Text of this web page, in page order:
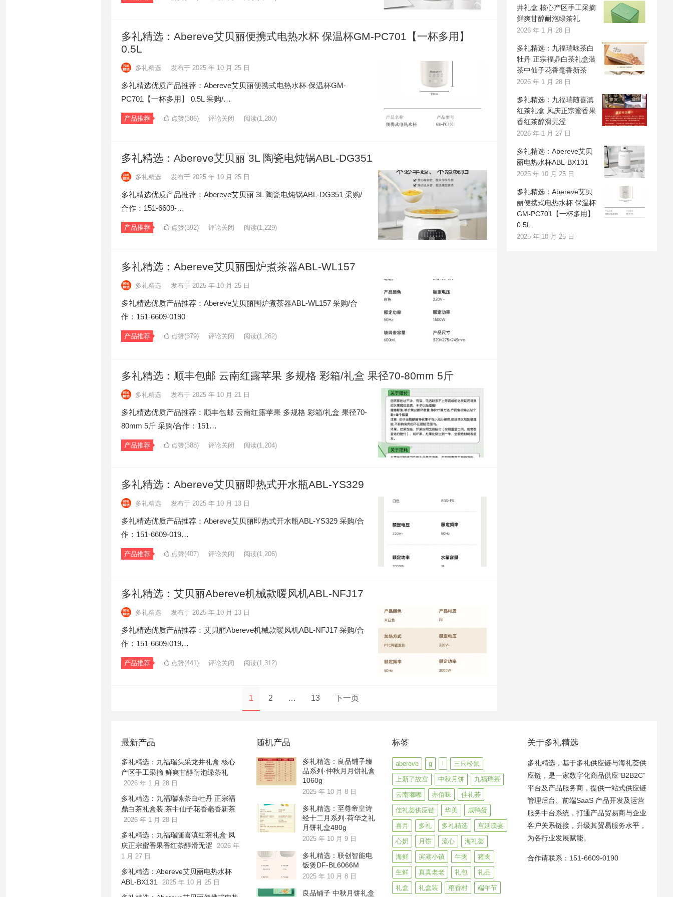
多礼精选：Abereve艾贝丽便携式电热水杯 保温杯GM-PC701【一杯多用】
0.5L
多礼精选 发布于 2025 年 10 月 25 日
多礼精选优质产品推荐：Abereve艾贝丽便携式电热水杯 保温杯GM-
PC701【一杯多用】 0.5L 采购/…
产品推荐 点赞(386) 评论关闭 阅读(1,280)
多礼精选：Abereve艾贝丽 3L 陶瓷电炖锅ABL-DG351
多礼精选 发布于 2025 年 10 月 25 日
多礼精选优质产品推荐：Abereve艾贝丽 3L 陶瓷电炖锅ABL-DG351 采购/
合作：151-6609-…
产品推荐 点赞(392) 评论关闭 阅读(1,229)
多礼精选：Abereve艾贝丽围炉煮茶器ABL-WL157
多礼精选 发布于 2025 年 10 月 25 日
多礼精选优质产品推荐：Abereve艾贝丽围炉煮茶器ABL-WL157 采购/合
作：151-6609-0190
产品推荐 点赞(379) 评论关闭 阅读(1,262)
多礼精选：顺丰包邮 云南红露苹果 多规格 彩箱/礼盒 果径70-80mm 5斤
多礼精选 发布于 2025 年 10 月 21 日
多礼精选优质产品推荐：顺丰包邮 云南红露苹果 多规格 彩箱/礼盒 果径70-
80mm 5斤 采购/合作：151…
产品推荐 点赞(388) 评论关闭 阅读(1,204)
多礼精选：Abereve艾贝丽即热式开水瓶ABL-YS329
多礼精选 发布于 2025 年 10 月 13 日
多礼精选优质产品推荐：Abereve艾贝丽即热式开水瓶ABL-YS329 采购/合
作：151-6609-019…
产品推荐 点赞(407) 评论关闭 阅读(1,206)
多礼精选：艾贝丽Abereve机械款暖风机ABL-NFJ17
多礼精选 发布于 2025 年 10 月 13 日
多礼精选优质产品推荐：艾贝丽Abereve机械款暖风机ABL-NFJ17 采购/合
作：151-6609-019…
产品推荐 点赞(441) 评论关闭 阅读(1,312)
1 2 … 13 下一页
井礼盒 核心产区手工采摘
鲜爽甘醇耐泡绿茶礼
2026 年 1 月 28 日
多礼精选：九福瑞咏茶白
牡丹 正宗福鼎白茶礼盒装
茶中仙子花香毫香新茶
2026 年 1 月 28 日
多礼精选：九福瑞随喜滇
红茶礼盒 凤庆正宗蜜香果
香红茶醇滑无涩
2026 年 1 月 27 日
多礼精选：Abereve艾贝
丽电热水杯ABL-BX131
2025 年 10 月 25 日
多礼精选：Abereve艾贝
丽便携式电热水杯 保温杯
GM-PC701【一杯多用】
0.5L
2025 年 10 月 25 日
最新产品
多礼精选：九福瑞头采龙井礼盒 核心
产区手工采摘 鲜爽甘醇耐泡绿茶礼
2026 年 1 月 28 日
多礼精选：九福瑞咏茶白牡丹 正宗福
鼎白茶礼盒装 茶中仙子花香毫香新茶
2026 年 1 月 28 日
多礼精选：九福瑞随喜滇红茶礼盒 凤
庆正宗蜜香果香红茶醇滑无涩
2026 年
1 月 27 日
多礼精选：Abereve艾贝丽电热水杯
ABL-BX131
2025 年 10 月 25 日
随机产品
多礼精选：良品铺子臻
品系列·仲秋月月饼礼盒
1060g
2025 年 10 月 8 日
多礼精选：至尊帝皇诗
经十二月系列·荷华之礼
月饼礼盒480g
2025 年 10 月 9 日
多礼精选：联创智能电
饭煲DF-BL6066M
2025 年 10 月 8 日
良品铺子 中秋月饼礼盒
标签
abereve g 三只松鼠
上新了故宫 中秋月饼 九福瑞茶
云南嘟嘟 亦佰味 佳礼荟
佳礼荟供应链 华美 咸鸭蛋
喜月 多礼 多礼精选 宫廷璞宴
心奶 月饼 流心 海礼荟
海鲜 滨湖小镇 牛肉 猪肉
生鲜 真真老老 礼包 礼品
礼盒 礼盒装 稻香村 端午节
关于多礼精选
多礼精选，基于多礼供应链与海礼荟供
应链，是一家数字化商品供应“B2B2C”
平台及产品服务商，提供一站式供应链
管理后台、前端SaaS 产品开发及运营
服务中台系统，打通产品贸易商与企业
客户关系链接，升级其贸易服务水平，
为各行业发展赋能。
合作请联系：151-6609-0190